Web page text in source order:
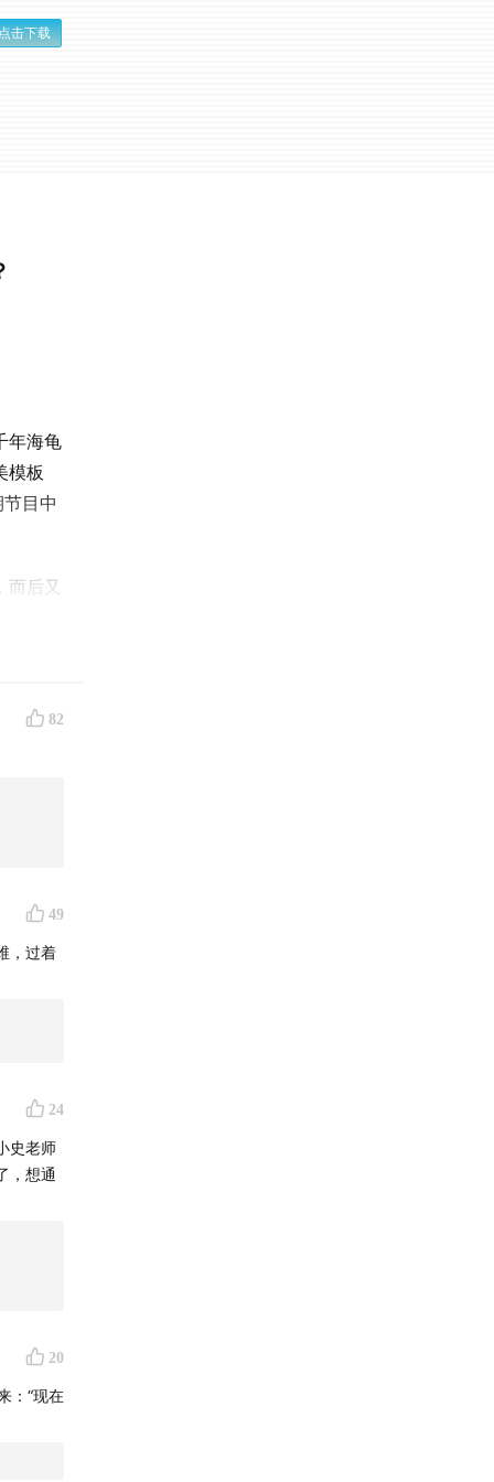
击下载
年海龟
模板
目中
而后又
70亿
翻身仗
本
键物
体转
时曾
值。
」，
82
49
，过着
24
史老师
，想通
20
：“现在